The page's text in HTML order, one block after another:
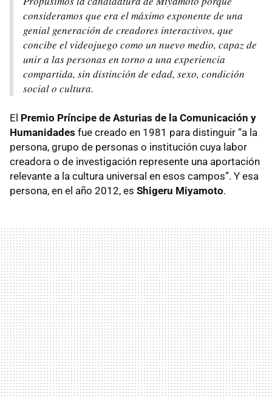
consideramos que era el máximo exponente de una
genial generación de creadores interactivos, que
concibe el videojuego como un nuevo medio, capaz de
unir a las personas en torno a una experiencia
compartida, sin distinción de edad, sexo, condición
social o cultura.
El Premio Príncipe de Asturias de la Comunicación y
Humanidades fue creado en 1981 para distinguir “a la
persona, grupo de personas o institución cuya labor
creadora o de investigación represente una aportación
relevante a la cultura universal en esos campos”. Y esa
persona, en el año 2012, es Shigeru Miyamoto.